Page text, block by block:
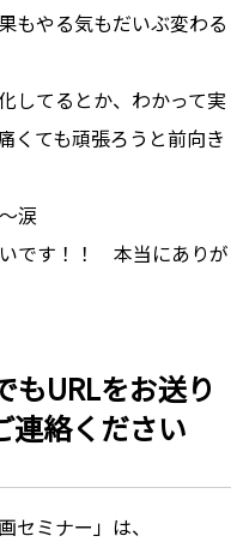
もやる気もだいぶ変わる
してるとか、わかって実
くても頑張ろうと前向き
涙
です！！ 本当にありが
もURLをお送り
連絡ください
セミナー」は、